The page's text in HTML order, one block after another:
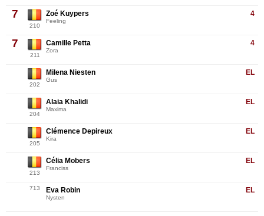
7
210
4
Zoé Kuypers
Feeling
7
211
4
Camille Petta
Zora
202
EL
Milena Niesten
Gus
204
EL
Alaia Khalidi
Maxima
205
EL
Clémence Depireux
Kira
213
EL
Célia Mobers
Franciss
713 EL
Eva Robin
Nysten